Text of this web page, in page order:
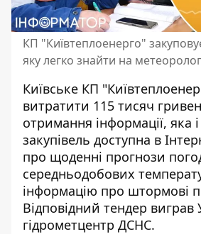
КП "Київтеплоенерго"
яку легко знайти на
Київське КП
витратити 115 тисяч
отримання інформації, яка
закупівель доступна в
про щоденні прогнози
середньодобових
інформацію про штормові
Відповідний тендер виграв
гідрометцентр ДСНС.